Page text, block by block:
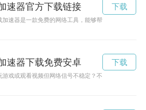
速器官方下载链接
加速器是一款免费的网络工具，能够帮助用户高效加
下载
速器下载免费安卓
游戏或观看视频但网络信号不稳定？不妨试试小牛加
下载